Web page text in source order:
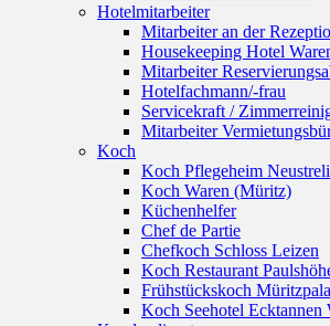
Hotelmitarbeiter
Mitarbeiter an der
Housekeeping Hotel
Mitarbeiter
Hotelfachmann/-frau
Servicekraft /
Mitarbeiter
Koch
Koch Pflegeheim
Koch Waren (Müritz)
Küchenhelfer
Chef de Partie
Chefkoch Schloss Leizen
Koch Restaurant
Frühstückskoch
Koch Seehotel Ecktannen